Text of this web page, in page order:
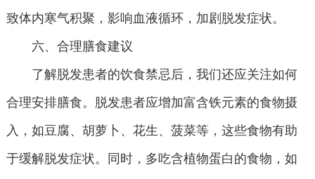
致体内寒气积聚，影响血液循环，加剧脱发症状。
六、合理膳食建议
了解脱发患者的饮食禁忌后，我们还应关注如何
合理安排膳食。脱发患者应增加富含铁元素的食物摄
入，如豆腐、胡萝卜、花生、菠菜等，这些食物有助
于缓解脱发症状。同时，多吃含植物蛋白的食物，如